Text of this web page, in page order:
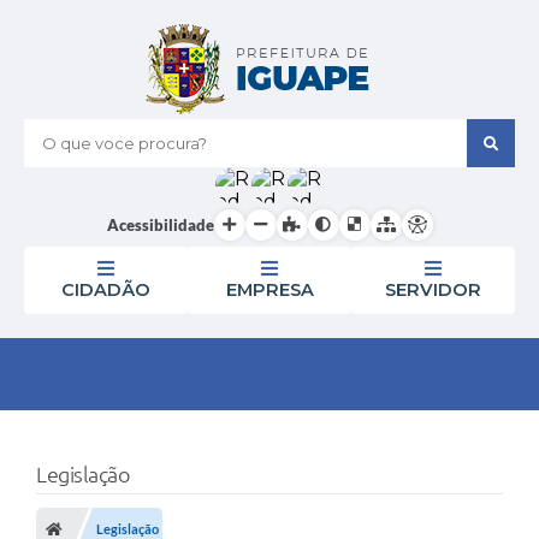
O que voce procura?
Acessibilidade
CIDADÃO EMPRESA SERVIDOR
Legislação
Legislação